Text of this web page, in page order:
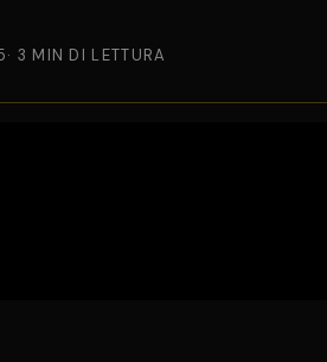
· 3 MIN DI LETTURA